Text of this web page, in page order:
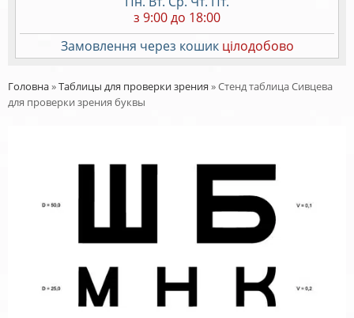
з 9:00 до 18:00
Замовлення через кошик цілодобово
Головна»Таблицы для проверки зрения »Стенд таблица Сивцева
для проверки зрения буквы